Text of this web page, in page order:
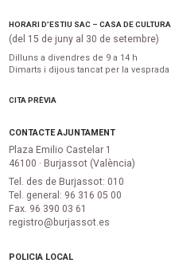
HORARI D’ESTIU SAC – CASA DE CULTURA
(del 15 de juny al 30 de setembre)
Dilluns a divendres de 9 a 14 h
Dimarts i dijous tancat per la vesprada
CITA PRÈVIA
CONTACTE AJUNTAMENT
Plaza Emilio Castelar 1
46100 · Burjassot (València)
Tel. des de Burjassot: 010
Tel. general: 96 316 05 00
Fax. 96 390 03 61
registro@burjassot.es
POLICIA LOCAL